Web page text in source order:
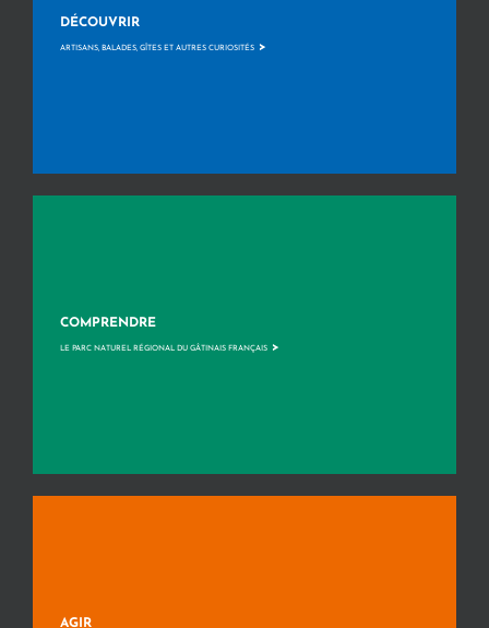
DÉCOUVRIR
ARTISANS, BALADES, GÎTES ET AUTRES CURIOSITÉS >
COMPRENDRE
LE PARC NATUREL RÉGIONAL DU GÂTINAIS FRANÇAIS >
AGIR